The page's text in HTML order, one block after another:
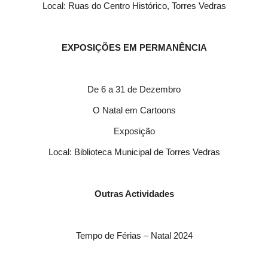
Local: Ruas do Centro Histórico, Torres Vedras
EXPOSIÇÕES EM PERMANÊNCIA
De 6 a 31 de Dezembro
O Natal em Cartoons
Exposição
Local: Biblioteca Municipal de Torres Vedras
Outras Actividades
Tempo de Férias – Natal 2024